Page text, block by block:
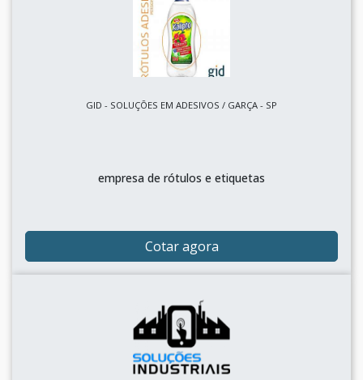
GID - SOLUÇÕES EM ADESIVOS / GARÇA - SP
empresa de rótulos e etiquetas
Cotar agora